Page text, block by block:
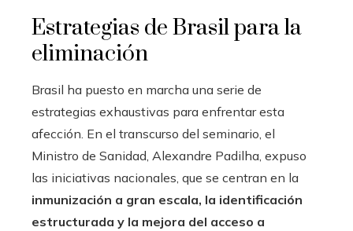
Estrategias de Brasil para la
eliminación
Brasil ha puesto en marcha una serie de
estrategias exhaustivas para enfrentar esta
afección. En el transcurso del seminario, el
Ministro de Sanidad, Alexandre Padilha, expuso
las iniciativas nacionales, que se centran en la
inmunización a gran escala, la identificación
estructurada y la mejora del acceso a